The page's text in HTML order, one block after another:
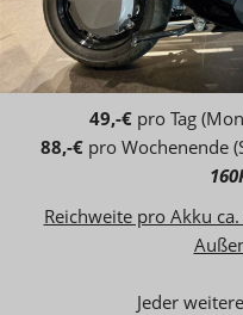
49,-€ pro Tag
88,-€ pro Wochenende
160
Reichweite pro Akku
Jeder